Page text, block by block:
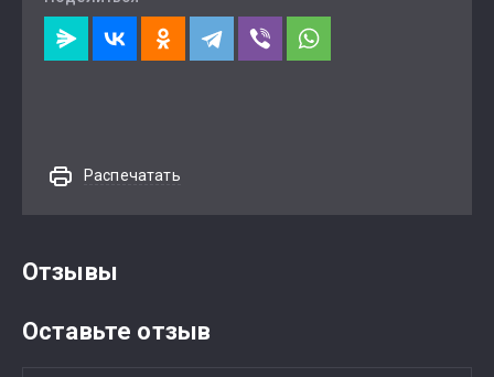
Распечатать
Отзывы
Оставьте отзыв